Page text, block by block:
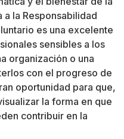
a la Responsabilidad
es una excelente
sensibles a los
organización o una
con el progreso de
oportunidad para que,
la forma en que
contribuir en la